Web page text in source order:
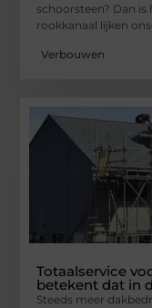
schoorsteen? Dan
rookkanaal lijken
Verbouwen
Totaalservice
betekent dat in
Steeds meer